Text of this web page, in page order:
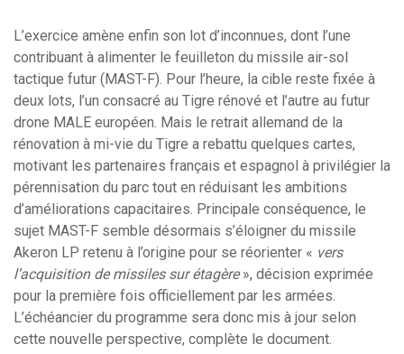
L’exercice amène enfin son lot d’inconnues, dont l’une
contribuant à alimenter le feuilleton du missile air-sol
tactique futur (MAST-F). Pour l’heure, la cible reste fixée à
deux lots, l’un consacré au Tigre rénové et l’autre au futur
drone MALE européen. Mais le retrait allemand de la
rénovation à mi-vie du Tigre a rebattu quelques cartes,
motivant les partenaires français et espagnol à privilégier la
pérennisation du parc tout en réduisant les ambitions
d’améliorations capacitaires. Principale conséquence, le
sujet MAST-F semble désormais s’éloigner du missile
Akeron LP retenu à l’origine pour se réorienter « vers
l’acquisition de missiles sur étagère», décision exprimée
pour la première fois officiellement par les armées.
L’échéancier du programme sera donc mis à jour selon
cette nouvelle perspective, complète le document.